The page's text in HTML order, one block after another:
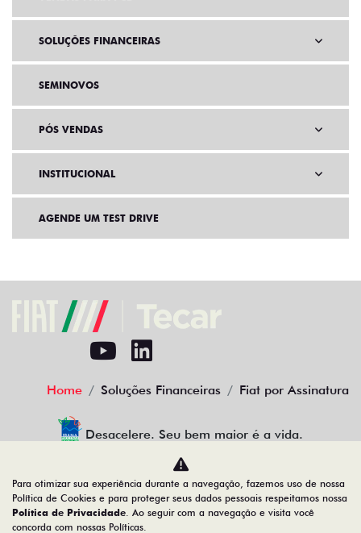
SOLUÇÕES FINANCEIRAS
SEMINOVOS
PÓS VENDAS
INSTITUCIONAL
AGENDE UM TEST DRIVE
Home Soluções Financeiras Fiat por Assinatura
Desacelere. Seu bem maior é a vida.
TECAR MINAS AUTOMÓVEIS E SERVIÇOS LTDA
01.739.520/0001-83
Para otimizar sua experiência durante a navegação, fazemos uso de nossa
Política de Cookies e para proteger seus dados pessoais respeitamos nossa
Política de Privacidade. Ao seguir com a navegação e visita você
concorda com nossas Políticas.